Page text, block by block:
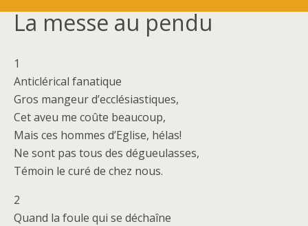
La messe au pendu
1
Anticlérical fanatique
Gros mangeur d’ecclésiastiques,
Cet aveu me coûte beaucoup,
Mais ces hommes d’Eglise, hélas!
Ne sont pas tous des dégueulasses,
Témoin le curé de chez nous.
2
Quand la foule qui se déchaîne